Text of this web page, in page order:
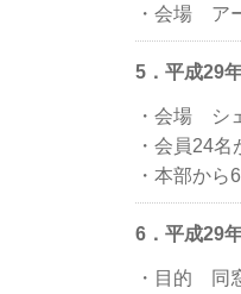
・会場 ア
5．平成29
・会場 シ
・会員24名
・本部から
6．平成29
・目的 同